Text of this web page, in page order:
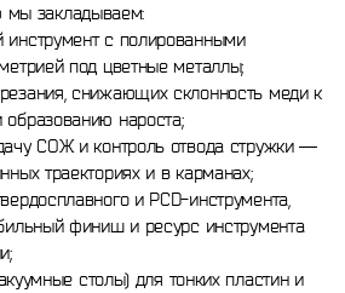
мы закладываем:
с полированными
под цветные металлы;
снижающих склонность меди к
нароста;
СОЖ и контроль отвода стружки —
траекториях и в карманах;
и PCD-инструмента,
финиш и ресурс инструмента
столы) для тонких пластин и